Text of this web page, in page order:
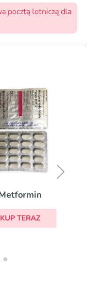
pocztą lotniczą dla